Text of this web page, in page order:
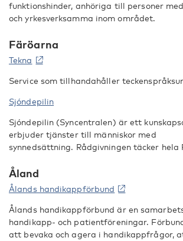
funktionshinder, anhöriga till personer
och yrkesverksamma inom området.
Färöarna
Tekna
Service som tillhandahåller
Sjóndepilin
Sjóndepilin (Syncentralen) är ett
erbjuder tjänster till människor med
synnedsättning. Rådgivningen täcker hela
Åland
Ålands handikappförbund
Ålands handikappförbund är en
handikapp- och patientföreningar.
att bevaka och agera i handikappfrågor,